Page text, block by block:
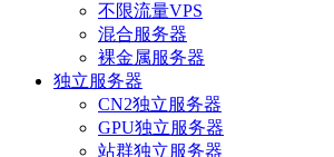
不限流量VPS
混合服务器
裸金属服务器
独立服务器
CN2独立服务器
GPU独立服务器
站群独立服务器